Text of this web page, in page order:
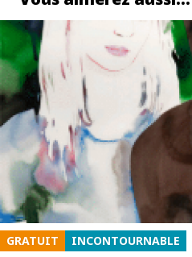
GRATUIT INCONTOURNABLE